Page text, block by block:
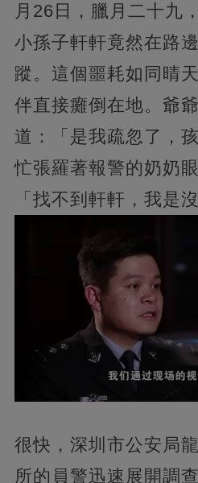
月26日，臘月二十九
小孫子軒軒竟然在路
蹤。這個噩耗如同晴
伴直接癱倒在地。爺
道：「是我疏忽了，
忙張羅著報警的奶奶
「找不到軒軒，我是
很快，深圳市公安局
所的員警迅速展開調